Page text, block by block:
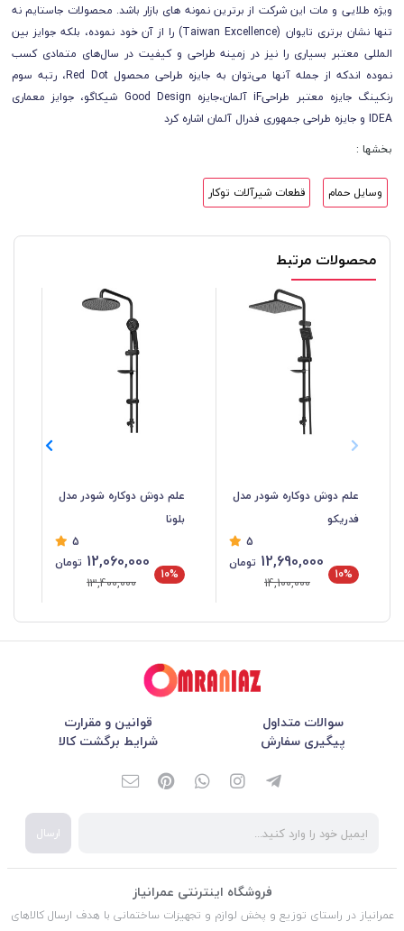
ویژه طلایی و مات این شرکت از برترین نمونه های بازار باشد. محصولات جاستایم نه
تنها نشان برتری تایوان (Taiwan Excellence) را از آن خود نموده، بلکه جوایز بین
المللی معتبر بسیاری را نیز در زمینه طراحی و کیفیت در سال‌های متمادی کسب
نموده اندکه از جمله آنها می‌توان به جایزه طراحی محصول Red Dot، رتبه سوم
رنکینگ جایزه معتبر طراحیiF آلمان،جایزه Good Design شیکاگو، جوایز معماری
IDEA و جایزه طراحی جمهوری فدرال آلمان اشاره کرد
بخشها :
وسایل حمام قطعات شیرآلات توکار
محصولات مرتبط
علم دوش دوکاره شودر مدل
فدریکو
5
10%
12,690,000 تومان
14,100,000
علم دوش دوکاره شودر مدل
بلونا
5
10%
12,060,000 تومان
13,400,000
سوالات متداول
قوانین و مقرارت
پیگیری سفارش
شرایط برگشت کالا
ارسال
فروشگاه اینترنتی عمرانیاز
عمرانیاز در راستای توزیع و پخش لوازم و تجهیزات ساختمانی با هدف ارسال کالاهای